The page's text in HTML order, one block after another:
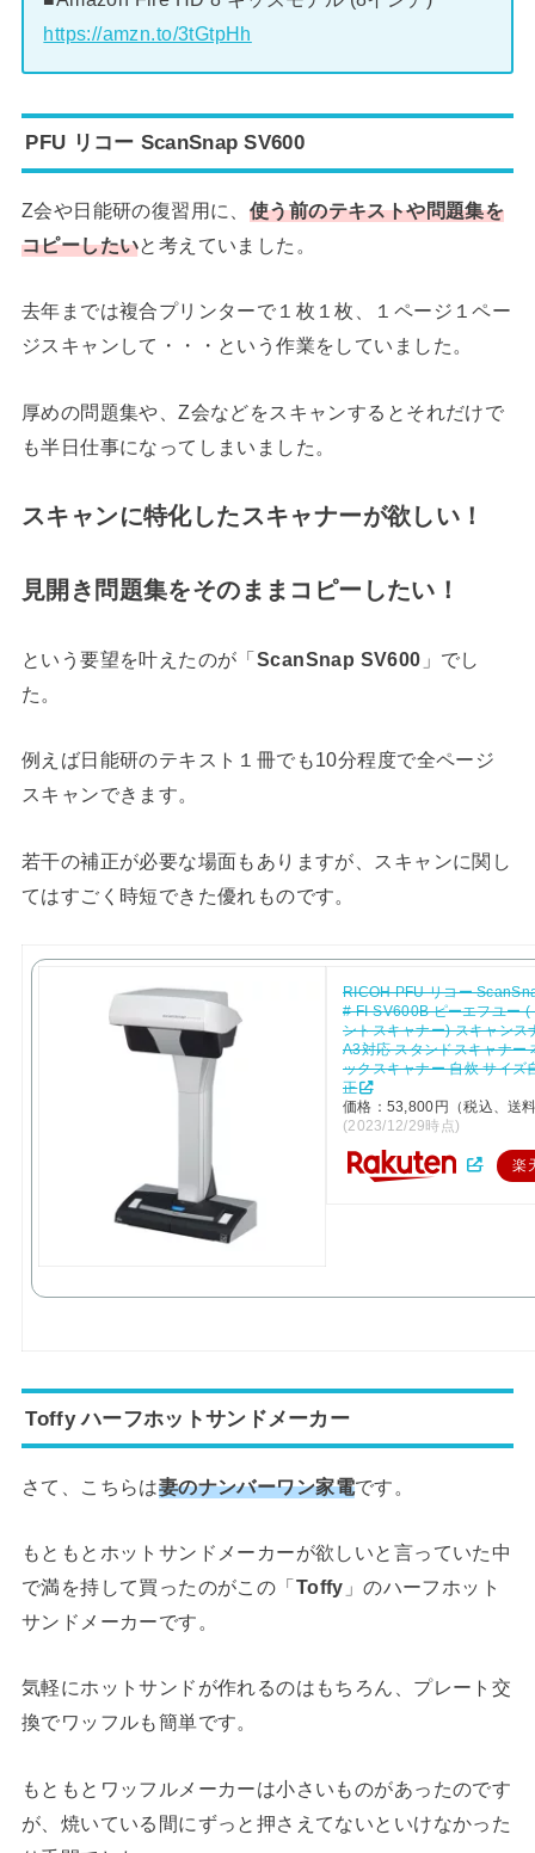
https://amzn.to/3tGtpHh
PFU リコー ScanSnap SV600
Z会や日能研の復習用に、 使う前のテキストや問題集を
コピーしたいと考えていました。
去年までは複合プリンターで１枚１枚、１ページ１ペー
ジスキャンして・・・という作業をしていました。
厚めの問題集や、Z会などをスキャンするとそれだけで
も半日仕事になってしまいました。
スキャンに特化したスキャナーが欲しい！
見開き問題集をそのままコピーしたい！
という要望を叶えたのが「ScanSnap SV600 」でし
た。
例えば日能研のテキスト１冊でも10分程度で全ページ
スキャンできます。
若干の補正が必要な場面もありますが、スキャンに関し
てはすごく時短できた優れものです。
RICOH PFU リコー
# FI-SV600B ピーエフユー (
ントスキャナー) スキャンス
A3対応 スタンドスキャナー
ックスキャナー 自炊 サイズ
正
価格：53,800円（税込、送
(2023/12/29時点)
楽
Toffy ハーフホットサンドメーカー
さて、こちらは妻のナンバーワン家電です。
もともとホットサンドメーカーが欲しいと言っていた中
で満を持して買ったのがこの「Toffy 」のハーフホット
サンドメーカーです。
気軽にホットサンドが作れるのはもちろん、プレート交
換でワッフルも簡単です。
もともとワッフルメーカーは小さいものがあったのです
が、焼いている間にずっと押さえてないといけなかった